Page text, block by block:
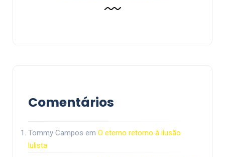
Comentários
Tommy Campos em O eterno retorno à ilusão
lulista